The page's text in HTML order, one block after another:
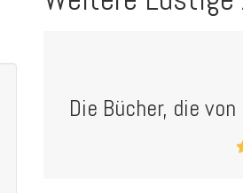
Die Bücher, die